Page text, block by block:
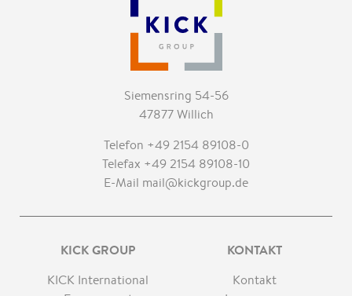
Siemensring 54-56
47877 Willich
Telefon +49 2154 89108-0
Telefax +49 2154 89108-10
E-Mail mail@kickgroup.de
KICK GROUP
KICK International
KONTAKT
Kontakt